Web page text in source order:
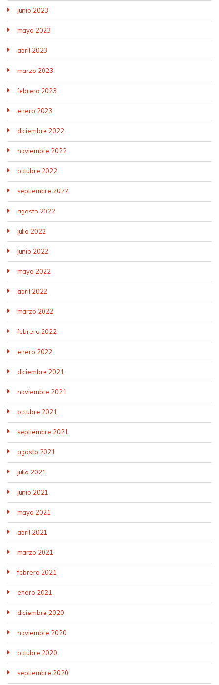
junio 2023
mayo 2023
abril 2023
marzo 2023
febrero 2023
enero 2023
diciembre 2022
noviembre 2022
octubre 2022
septiembre 2022
agosto 2022
julio 2022
junio 2022
mayo 2022
abril 2022
marzo 2022
febrero 2022
enero 2022
diciembre 2021
noviembre 2021
octubre 2021
septiembre 2021
agosto 2021
julio 2021
junio 2021
mayo 2021
abril 2021
marzo 2021
febrero 2021
enero 2021
diciembre 2020
noviembre 2020
octubre 2020
septiembre 2020